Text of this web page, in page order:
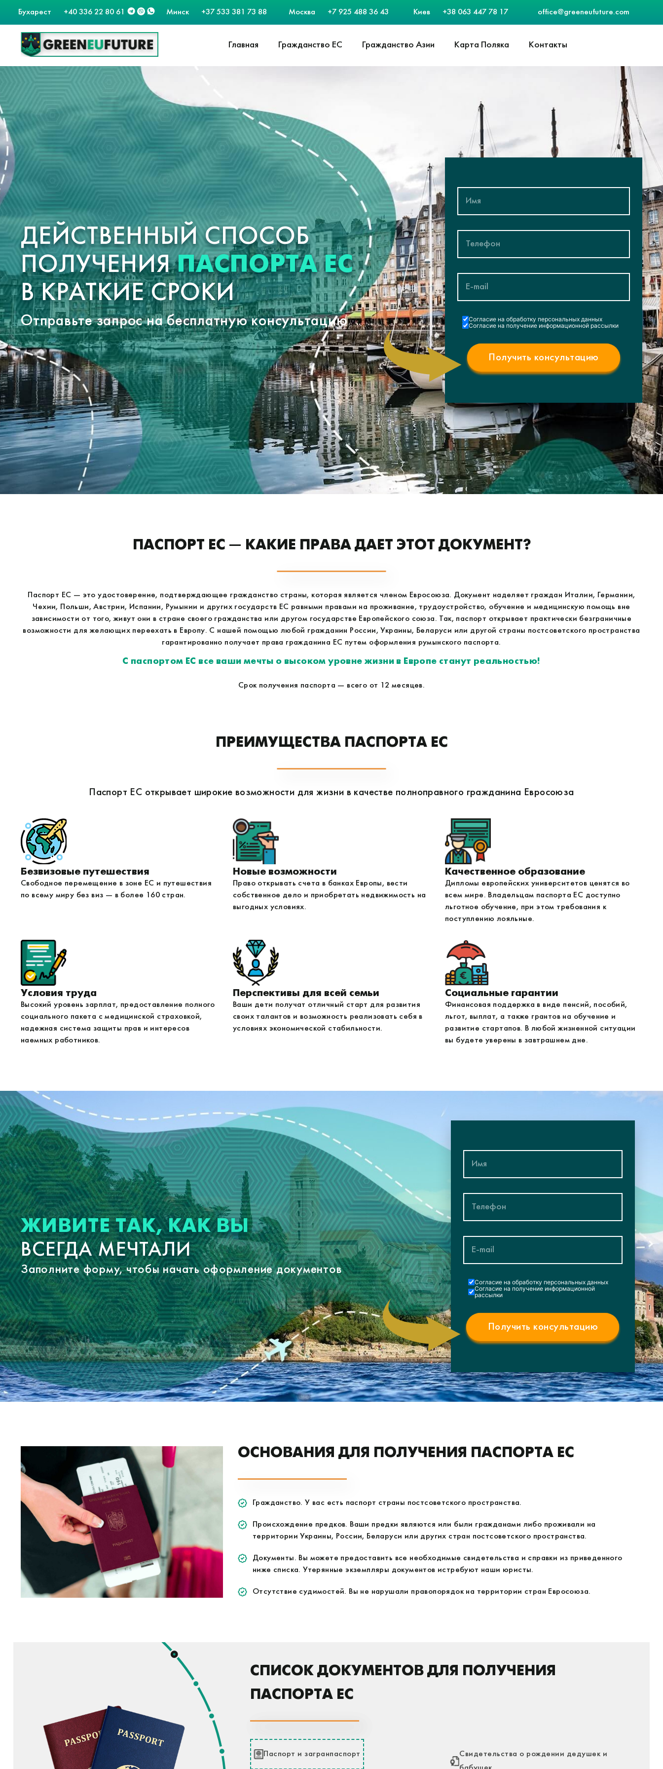
Бухарест +40 336 22 80 61 Минск +37 533 381 73 88 Москва +7 925 488 36 43 Киев +38 063 447 78 17 office@greeneufuture.com
Главная Гражданство ЕС Гражданство Азии Карта Поляка Контакты
ДЕЙСТВЕННЫЙ СПОСОБ
ПОЛУЧЕНИЯПАСПОРТА ЕС
В КРАТКИЕ СРОКИ
Отправьте запрос на бесплатную консультацию
Cогласие на обработку персональных данных
Согласие на получение информационной рассылки
ПАСПОРТ ЕС — КАКИЕ ПРАВА ДАЕТ ЭТОТ ДОКУМЕНТ?
Паспорт ЕС — это удостоверение, подтверждающее гражданство страны, которая является членом Евросоюза. Документ наделяет граждан Италии, Германии,
Чехии, Польши, Австрии, Испании, Румынии и других государств ЕС равными правами на проживание, трудоустройство, обучение и медицинскую помощь вне
зависимости от того, живут они в стране своего гражданства или другом государстве Европейского союза. Так, паспорт открывает практически безграничные
возможности для желающих переехать в Европу. С нашей помощью любой гражданин России, Украины, Беларуси или другой страны постсоветского пространства
гарантированно получает права гражданина ЕС путем оформления румынского паспорта.
С паспортом ЕС все ваши мечты о высоком уровне жизни в Европе станут реальностью!
Срок получения паспорта — всего от 12 месяцев.
ПРЕИМУЩЕСТВА ПАСПОРТА ЕС
Паспорт ЕС открывает широкие возможности для жизни в качестве полноправного гражданина Евросоюза
Безвизовые путешествия
Свободное перемещение в зоне ЕС и путешествия
по всему миру без виз — в более 160 стран.
Новые возможности
Право открывать счета в банках Европы, вести
собственное дело и приобретать недвижимость на
выгодных условиях.
Качественное образование
Дипломы европейских университетов ценятся во
всем мире. Владельцам паспорта ЕС доступно
льготное обучение, при этом требования к
поступлению лояльные.
Условия труда
Высокий уровень зарплат, предоставление полного
социального пакета с медицинской страховкой,
надежная система защиты прав и интересов
наемных работников.
Перспективы для всей семьи
Ваши дети получат отличный старт для развития
своих талантов и возможность реализовать себя в
условиях экономической стабильности.
Социальные гарантии
Финансовая поддержка в виде пенсий, пособий,
льгот, выплат, а также грантов на обучение и
развитие стартапов. В любой жизненной ситуации
вы будете уверены в завтрашнем дне.
ЖИВИТЕ ТАК, КАК ВЫ
ВСЕГДА МЕЧТАЛИ
Заполните форму, чтобы начать оформление документов
Cогласие на обработку персональных данных
Согласие на получение информационной
рассылки
ОСНОВАНИЯ ДЛЯ ПОЛУЧЕНИЯ ПАСПОРТА ЕС
Гражданство. У вас есть паспорт страны постсоветского пространства.
Происхождение предков. Ваши предки являются или были гражданами либо проживали на
территории Украины, России, Беларуси или других стран постсоветского пространства.
Документы. Вы можете предоставить все необходимые свидетельства и справки из приведенного
ниже списка. Утерянные экземпляры документов истребуют наши юристы.
Отсутствие судимостей. Вы не нарушали правопорядок на территории стран Евросоюза.
СПИСОК ДОКУМЕНТОВ ДЛЯ ПОЛУЧЕНИЯ
ПАСПОРТА ЕС
Паспорт и загранпаспорт
Свидетельства о рождении дедушек и